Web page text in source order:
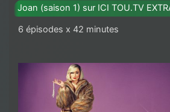
Joan (saison 1) sur ICI TOU.TV
6 épisodes x 42 minutes